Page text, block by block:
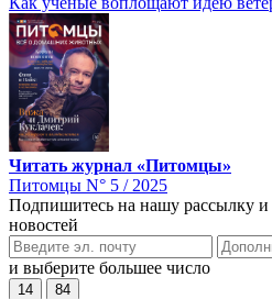
Читать журнал «Питомцы»
Питомцы N° 5 / 2025
Подпишитесь на нашу рассылку и
новостей
и выберите большее число
14 84